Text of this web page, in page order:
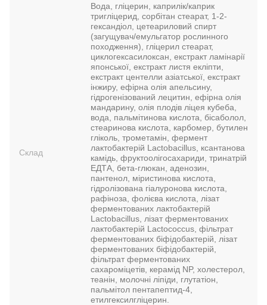
Склад
Вода, гліцерин, каприлік/каприк
тригліцерид, сорбітан стеарат, 1-2-
гександіол, цетеариловий спирт
(загущувач/емульгатор рослинного
походження), гліцерил стеарат,
циклогексасилоксан, екстракт ламінарії
японської, екстракт листя екліпти,
екстракт центелли азіатської, екстракт
інжиру, ефірна олія апельсину,
гідрогенізований лецитин, ефірна олія
мандарину, олія плодів ліцея кубеба,
вода, пальмітинова кислота, бісаболол,
стеаринова кислота, карбомер, бутилен
гліколь, трометамін, фермент
лактобактерій Lactobacillus, ксантанова
камідь, фруктоолігосахариди, тринатрій
ЕДТА, бета-глюкан, аденозин,
пантенол, міристинова кислота,
гідролізована гіалуронова кислота,
рафіноза, фолієва кислота, лізат
ферментованих лактобактерій
Lactobacillus, лізат ферментованих
лактобактерій Lactococcus, фільтрат
ферментованих біфідобактерій, лізат
ферментованих біфідобактерій,
фільтрат ферментованих
сахароміцетів, керамід NP, холестерол,
теанін, молочні ліпіди, глутатіон,
пальмітол пентапептид-4,
етилгексилгліцерин.